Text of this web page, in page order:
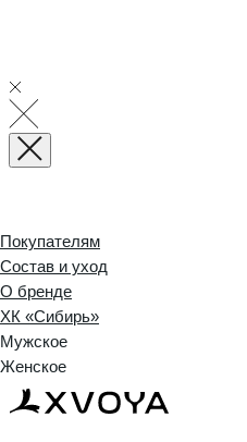
Покупателям
Состав и уход
О бренде
ХК «Сибирь»
Мужское
Женское